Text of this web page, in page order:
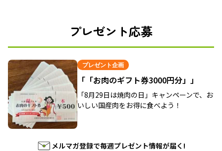
プレゼント応募
プレゼント企画
「「お肉のギフト券3000円分」」
「8月29日は焼肉の日」キャンペーンで、お
いしい国産肉をお得に食べよう！
メルマガ登録で毎週プレゼント情報が届く!